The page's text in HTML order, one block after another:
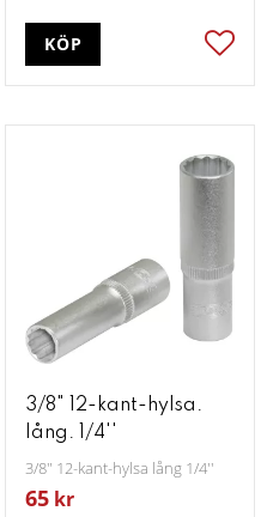
i favoriter
KÖP
3/8" 12-kant-hylsa.
lång. 1/4''
3/8" 12-kant-hylsa lång 1/4''
65 kr